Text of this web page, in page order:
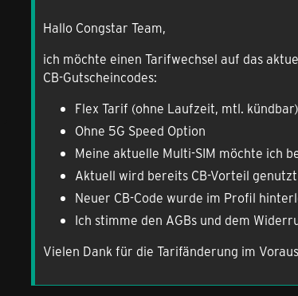
Hallo Congstar Team,
ich möchte einen Tarifwechsel auf das
CB-Gutscheincodes:
Flex Tarif (ohne Laufzeit, mtl. kündbar)
Ohne 5G Speed Option
Meine aktuelle Multi-SIM möchte ich
Aktuell wird bereits CB-Vorteil genutzt
Neuer CB-Code wurde im Profil
Ich stimme den AGBs und dem
Vielen Dank für die Tarifänderung im